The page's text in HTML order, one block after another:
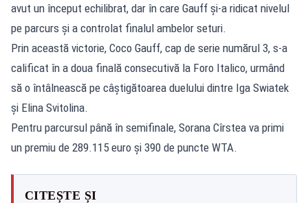
avut un început echilibrat, dar în care Gauff și-a ridicat nivelul
pe parcurs și a controlat finalul ambelor seturi.
Prin această victorie, Coco Gauff, cap de serie numărul 3, s-a
calificat în a doua finală consecutivă la Foro Italico, urmând
să o întâlnească pe câștigătoarea duelului dintre Iga Swiatek
și Elina Svitolina.
Pentru parcursul până în semifinale, Sorana Cîrstea va primi
un premiu de 289.115 euro și 390 de puncte WTA.
CITEȘTE ȘI